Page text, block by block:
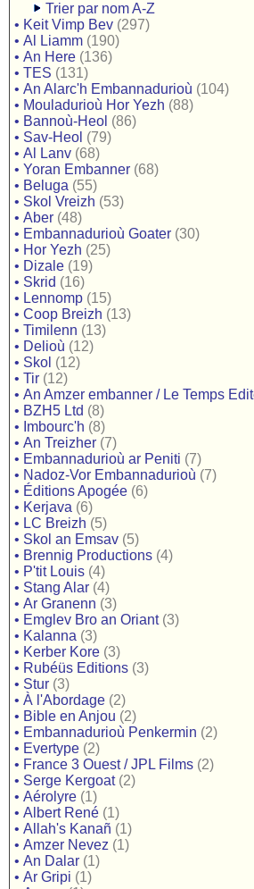
Trier par nom A-Z
• Keit Vimp Bev (297)
• Al Liamm (190)
• An Here (136)
• TES (131)
• An Alarc'h Embannadurioù (104)
• Mouladurioù Hor Yezh (88)
• Bannoù-Heol (86)
• Sav-Heol (79)
• Al Lanv (68)
• Yoran Embanner (68)
• Beluga (55)
• Skol Vreizh (53)
• Aber (48)
• Embannadurioù Goater (30)
• Hor Yezh (25)
• Dizale (19)
• Skrid (16)
• Lennomp (15)
• Coop Breizh (13)
• Timilenn (13)
• Delioù (12)
• Skol (12)
• Tir (12)
• An Amzer embanner / Le Temps
• BZH5 Ltd (8)
• Imbourc'h (8)
• An Treizher (7)
• Embannadurioù ar Peniti (7)
• Nadoz-Vor Embannadurioù (7)
• Éditions Apogée (6)
• Kerjava (6)
• LC Breizh (5)
• Skol an Emsav (5)
• Brennig Productions (4)
• P'tit Louis (4)
• Stang Alar (4)
• Ar Granenn (3)
• Emglev Bro an Oriant (3)
• Kalanna (3)
• Kerber Kore (3)
• Rubéüs Editions (3)
• Stur (3)
• À l'Abordage (2)
• Bible en Anjou (2)
• Embannadurioù Penkermin (2)
• Evertype (2)
• France 3 Ouest / JPL Films (2)
• Serge Kergoat (2)
• Aérolyre (1)
• Albert René (1)
• Allah's Kanañ (1)
• Amzer Nevez (1)
• An Dalar (1)
• Ar Gripi (1)